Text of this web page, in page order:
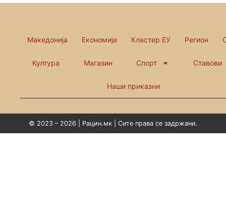
Македонија Економија Кластер ЕУ Регион
Култура Магазин Спорт Ставови
Наши приказни
© 2023 – 2026 | Рацин.мк | Сите права се задржани.